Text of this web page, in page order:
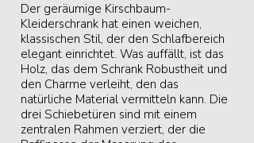
Der geräumige Kirschbaum-
Kleiderschrank hat einen weichen,
klassischen Stil, der den Schlafbereich
elegant einrichtet. Was auffällt, ist das
Holz, das dem Schrank Robustheit und
den Charme verleiht, den das
natürliche Material vermitteln kann. Die
drei Schiebetüren sind mit einem
zentralen Rahmen verziert, der die